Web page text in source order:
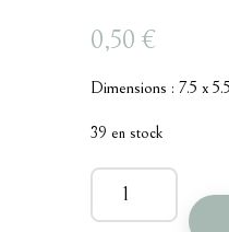
0,50 €
Dimensions : 7.5 x
39 en stock
quantité
Pot